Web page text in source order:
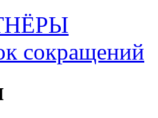
сокращений